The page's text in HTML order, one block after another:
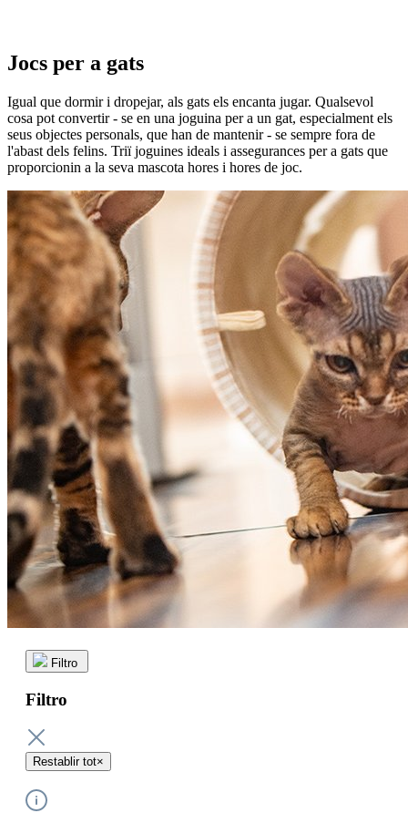
Jocs per a gats
Igual que dormir i dropejar, als gats els encanta jugar. Qualsevol
cosa pot convertir - se en una joguina per a un gat, especialment els
seus objectes personals, que han de mantenir - se sempre fora de
l'abast dels felins. Triï joguines ideals i assegurances per a gats que
proporcionin a la seva mascota hores i hores de joc.
Filtro
Filtro
Restablir tot×